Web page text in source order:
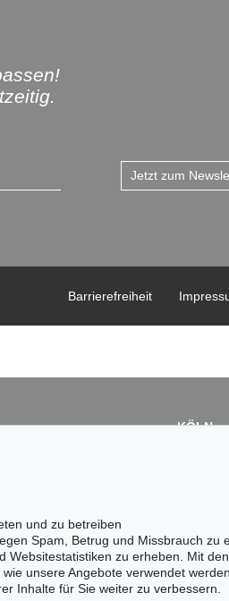
Jetzt zum
Barrierefreiheit
KÖLN
und zu betreiben
Spam, Betrug und Missbrauch zu
Websitestatistiken zu erheben. Mit
unsere Angebote verwendet
Inhalte für Sie weiter zu verbessern.